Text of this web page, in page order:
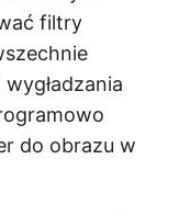
filtry
do obrazu w